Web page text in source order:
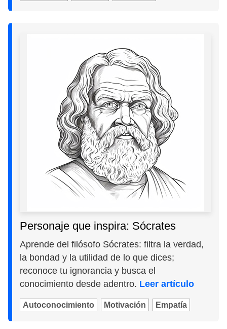
Personaje que inspira: Sócrates
Aprende del filósofo Sócrates: filtra la verdad,
la bondad y la utilidad de lo que dices;
reconoce tu ignorancia y busca el
conocimiento desde adentro. Leer artículo
Autoconocimiento Motivación Empatía